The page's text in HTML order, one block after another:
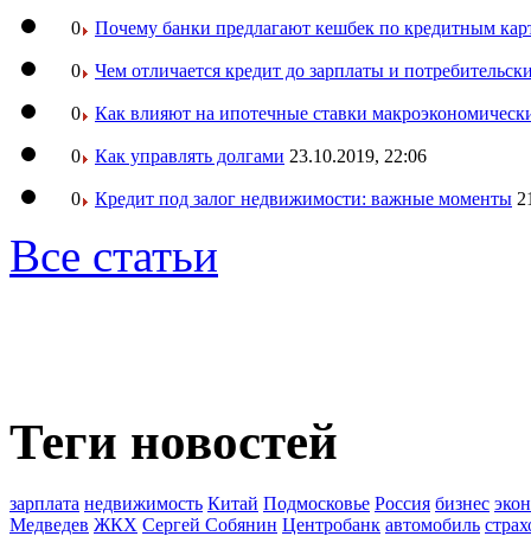
0 Почему банки предлагают кешбек по кредитным
0 Чем отличается кредит до зарплаты и
0 Как влияют на ипотечные ставки
0 Как управлять долгами 23.10.2019, 22:06
0 Кредит под залог недвижимости: важные моменты
Все статьи
Теги новостей
зарплата недвижимость Китай Подмосковье Россия бизнес
Медведев ЖКХ Сергей Собянин Центробанк автомобиль